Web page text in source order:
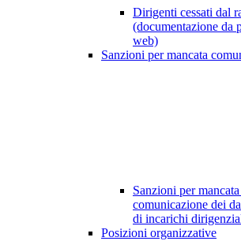
Dirigenti cessati dal
(documentazione da
web)
Sanzioni per mancata
Sanzioni per
comunicazione dei
di incarichi
Posizioni organizzative